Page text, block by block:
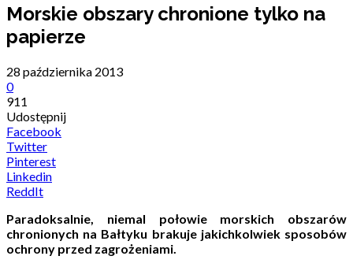
Morskie obszary chronione tylko na
papierze
28 października 2013
0
911
Udostępnij
Facebook
Twitter
Pinterest
Linkedin
ReddIt
Paradoksalnie, niemal połowie morskich obszarów
chronionych na Bałtyku brakuje jakichkolwiek sposobów
ochrony przed zagrożeniami.